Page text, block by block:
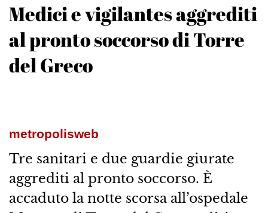
Medici e vigilantes aggrediti
al pronto soccorso di Torre
del Greco
metropolisweb
Tre sanitari e due guardie giurate
aggrediti al pronto soccorso. È
accaduto la notte scorsa all’ospedale